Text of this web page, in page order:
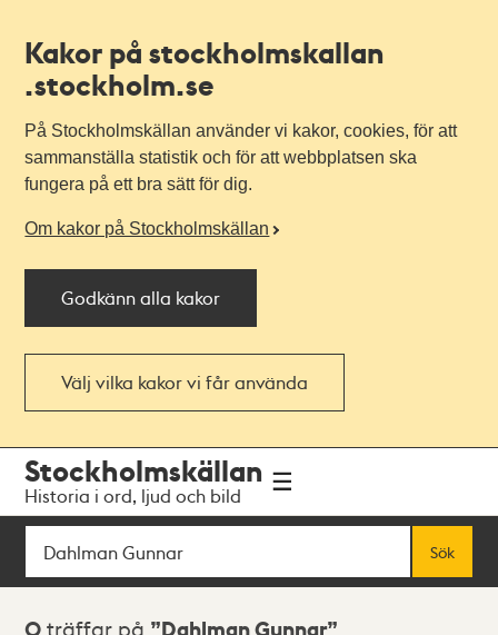
Kakor på stockholmskallan
.stockholm.se
På Stockholmskällan använder vi kakor, cookies, för att
sammanställa statistik och för att webbplatsen ska
fungera på ett bra sätt för dig.
Om kakor på Stockholmskällan
Godkänn alla kakor
Välj vilka kakor vi får använda
navigationen
huvudinnehållet
Stockholmskällan
Historia i ord, ljud och bild
Sök
Sök
Sökresultat
0 träffar på Dahlman Gunnar